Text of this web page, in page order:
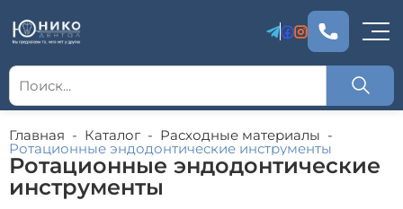
Главная - Каталог - Расходные материалы -
Ротационные эндодонтические инструменты
Ротационные эндодонтические
инструменты